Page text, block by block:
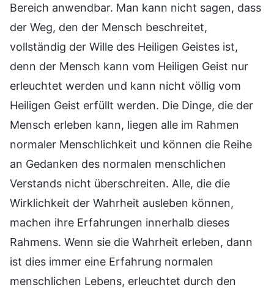
Bereich anwendbar. Man kann nicht sagen, dass
der Weg, den der Mensch beschreitet,
vollständig der Wille des Heiligen Geistes ist,
denn der Mensch kann vom Heiligen Geist nur
erleuchtet werden und kann nicht völlig vom
Heiligen Geist erfüllt werden. Die Dinge, die der
Mensch erleben kann, liegen alle im Rahmen
normaler Menschlichkeit und können die Reihe
an Gedanken des normalen menschlichen
Verstands nicht überschreiten. Alle, die die
Wirklichkeit der Wahrheit ausleben können,
machen ihre Erfahrungen innerhalb dieses
Rahmens. Wenn sie die Wahrheit erleben, dann
ist dies immer eine Erfahrung normalen
menschlichen Lebens, erleuchtet durch den